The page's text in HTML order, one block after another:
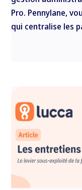
Pro. Pennylane,
qui centralise les